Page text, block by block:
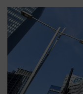
ん」始動